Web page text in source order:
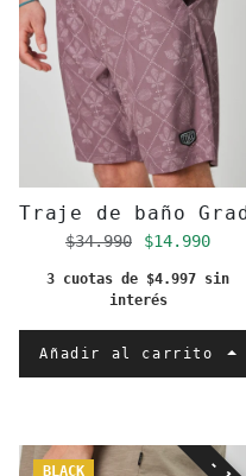
Traje de baño
Precio regular
$34.990 Precio de
$14.990
3 cuotas de $4.997 sin
interés
Añadir al carrito
BLACK